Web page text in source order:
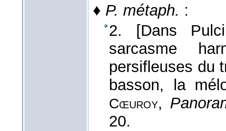
♦ P. métaph. :
2. [Dans
sarcasme
persifleuses du
basson, la
Cœuroy,
20.